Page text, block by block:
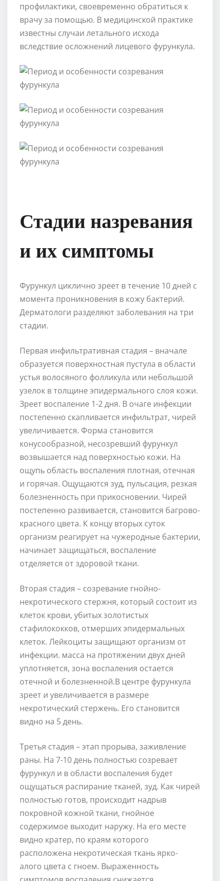
профилактики, своевременно обратиться к
врачу за помощью. В медицинской практике
известны случаи летального исхода
вследствие осложнений лицевого фурункула.
Стадии назревания
и их симптомы
Фурункул циклично зреет в течение 10 дней с
момента проникновения в кожу бактерий.
Дерматологи разделяют заболевания на три
стадии.
Первая инфильтративная стадия – вначале
образуется поверхностная пустула в области
устья волосяного фолликула или небольшой
узелок в толщине эпидермального слоя кожи.
Зреет воспаление 1-2 дня. В очаге инфекции
постепенно скапливается инфильтрат, чирей
увеличивается. Форма становится
конусообразной, несозревший фурункул
возвышается над поверхностью кожи. На
ощупь область воспаления плотная, отечная
и горячая. Ощущаются зуд, пульсация, резкая
болезненность при прикосновении. Чирей
постепенно развивается, становится багрово-
красного цвета. К концу вторых суток
организм реагирует на чужеродные бактерии,
начинает защищаться, воспаление
отделяется от здоровой ткани.
Вторая стадия – созревание гнойно-
некротического стержня, который состоит из
клеток крови, убитых золотистых
стафилококков, отмерших эпидермальных
клеток. Лейкоциты защищают организм от
инфекции. масса на протяжении двух дней
уплотняется, зона воспаления остается
отечной и болезненной.В центре фурункула
зреет и увеличивается в размере
некротический стержень. Его становится
видно на 5 день.
Третья стадия – этап прорыва, заживление
раны. На 7-10 день полностью созревает
фурункул и в области воспаления будет
ощущаться распирание тканей, зуд. Как чирей
полностью готов, происходит надрыв
покровной кожной ткани, гнойное
содержимое выходит наружу. На его месте
видно кратер, по краям которого
расположена некротическая ткань ярко-
алого цвета с гноем. Выраженность